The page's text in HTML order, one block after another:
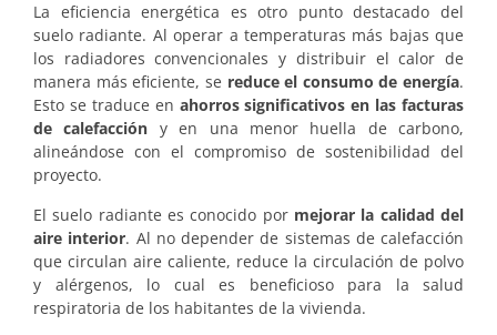
La eficiencia energética es otro punto destacado del
suelo radiante. Al operar a temperaturas más bajas que
los radiadores convencionales y distribuir el calor de
manera más eficiente, se reduce el consumo de energía.
Esto se traduce en ahorros significativos en las facturas
de calefacción y en una menor huella de carbono,
alineándose con el compromiso de sostenibilidad del
proyecto.
El suelo radiante es conocido por mejorar la calidad del
aire interior. Al no depender de sistemas de calefacción
que circulan aire caliente, reduce la circulación de polvo
y alérgenos, lo cual es beneficioso para la salud
respiratoria de los habitantes de la vivienda.